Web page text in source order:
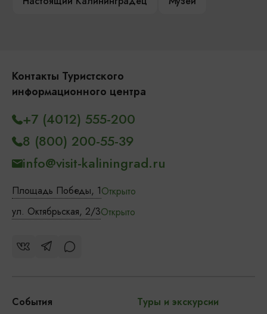
Контакты Туристского
информационного центра
Площадь Победы, 1Открыто
ул. Октябрьская, 2/3Открыто
+7 (4012) 555-200
8 (800) 200-55-39
info@visit-kaliningrad.ru
События
Туры и экскурсии